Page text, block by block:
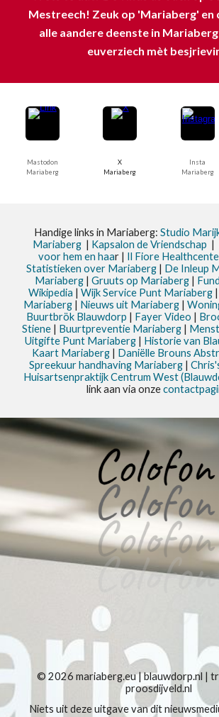
Mestreech! Zeuk op 'Mariaberg' en
alle aandere deenste in Mariaberg
euverziech mèt
Mastodon
Mariaberg
X
Mariaberg
Insta
Mariaberg
Handige links in Mariaberg: Studio
Mariaberg | Kapsalon de Vriendschap |
voor hem en haar | Il Fiore
Statistieken over Mariaberg| De Inleup
Mariaberg | Gruuts op Mariaberg |
Wikipedia | Wijk Service PuntMariaberg|
Mariaberg | Nieuws uit Mariaberg |
Buurtbrök Blauwdorp | Fayer Video |
Stiene | Buurtpreventie Mariaberg |
Uitgifte Punt Mariaberg| Historie van
Kaart Mariaberg | Daniëlle Brouns
Spreekuur handhaving Mariaberg|
Huisartsenpraktijk Centrum West
link aan via onze
© 2026 mariaberg.eu|blauwdorp.nl |
proosdijveld.nl
Niets uit deze uitgave van dit